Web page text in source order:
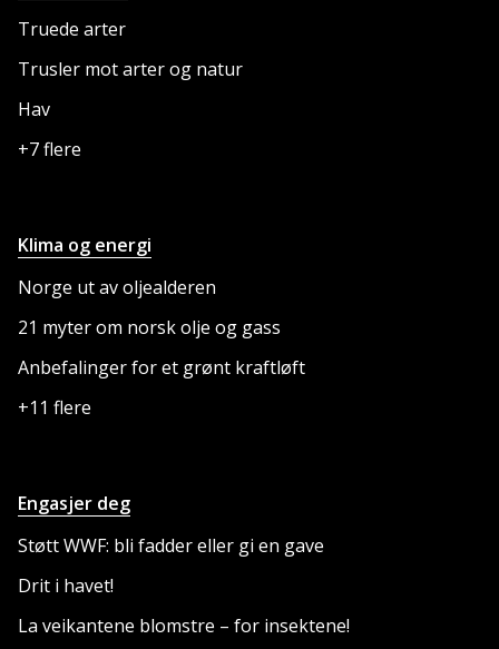
NETTSTEDET
Truede arter
Trusler mot arter og natur
Hav
+7 flere
Klima og energi
Norge ut av oljealderen
21 myter om norsk olje og gass
Anbefalinger for et grønt kraftløft
+11 flere
Engasjer deg
Støtt WWF: bli fadder eller gi en gave
Drit i havet!
La veikantene blomstre – for insektene!